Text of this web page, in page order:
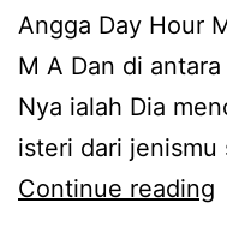
Angga Day Hour
M A Dan di
Nya ialah Dia
isteri dari
Continue reading